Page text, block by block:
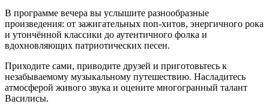
В программе вечера вы услышите разнообразные
произведения: от зажигательных поп-хитов, энергичного рока
и утончённой классики до аутентичного фолка и
вдохновляющих патриотических песен.
Приходите сами, приводите друзей и приготовьтесь к
незабываемому музыкальному путешествию. Насладитесь
атмосферой живого звука и оцените многогранный талант
Василисы.